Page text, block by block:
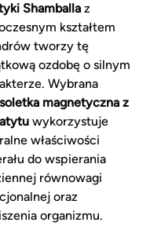
Shamballaz
kształtem
tworzy tę
ozdobę o silnym
Wybrana
magnetyczna z
wykorzystuje
właściwości
do wspierania
równowagi
oraz
organizmu.